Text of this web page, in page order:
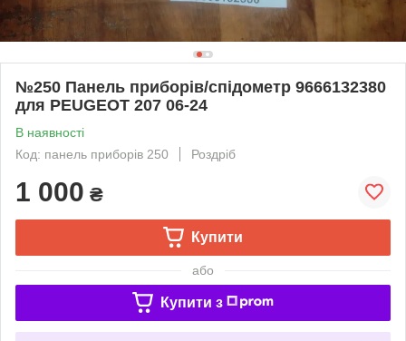
№250 Панель приборів/спідометр 9666132380
для PEUGEOT 207 06-24
В наявності
Код: панель приборів 250
Роздріб
1 000 ₴
Купити
або
Купити з